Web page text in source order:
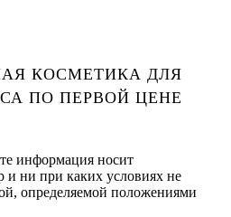
КОСМЕТИКА ДЛЯ
ПО ПЕРВОЙ ЦЕНЕ
информация носит
ни при каких условиях не
определяемой положениями